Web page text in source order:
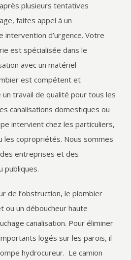
plusieurs tentatives
faites appel à un
intervention d’urgence. Votre
est spécialisée dans le
avec un matériel
est compétent et
travail de qualité pour tous les
canalisations domestiques ou
intervient chez les particuliers,
les copropriétés. Nous sommes
entreprises et des
publiques.
de l’obstruction, le plombier
ou un déboucheur haute
canalisation. Pour éliminer
logés sur les parois, il
hydrocureur. Le camion